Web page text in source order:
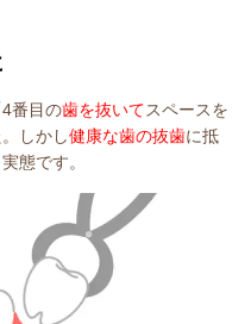
番目の歯を抜いてスペースを
しかし健康な歯の抜歯に抵
態です。